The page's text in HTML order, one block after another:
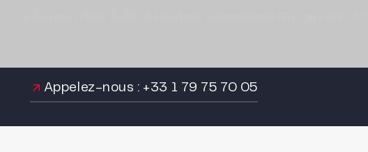
Appelez-nous : +33 1 79 75 70 05